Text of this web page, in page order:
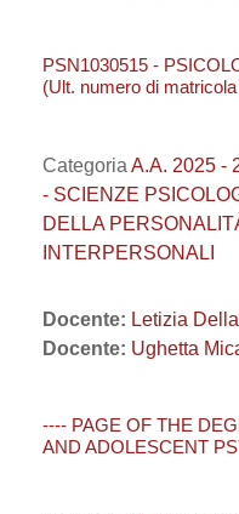
PSN1030515 -
(Ult. numero di
Categoria A.A. 2025 -
- SCIENZE
DELLA
INTERPERSONALI
Docente: Letizia
Docente: Ughetta
---- PAGE OF THE
AND ADOLESCENT